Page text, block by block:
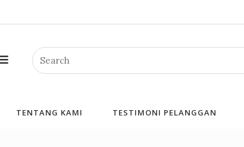
Search
TENTANG KAMI TESTIMONI PELANGGAN